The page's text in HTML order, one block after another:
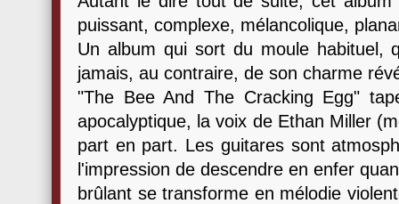
puissant, complexe, mélancolique,
Un album qui sort du moule habituel,
jamais, au contraire, de son charme
"The Bee And The Cracking Egg"
apocalyptique, la voix de Ethan Miller
part en part. Les guitares sont
l'impression de descendre en enfer
brûlant se transforme en mélodie